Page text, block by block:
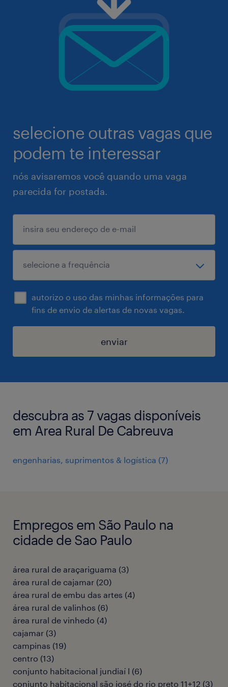
selecione outras vagas que
podem te interessar
nós avisaremos você quando uma vaga
parecida for postada.
autorizo o uso das minhas informações para
fins de envio de alertas de novas vagas.
enviar
descubra as 7 vagas disponíveis
em Area Rural De Cabreuva
engenharias, suprimentos & logística (7)
Empregos em São Paulo na
cidade de Sao Paulo
área rural de araçariguama (3)
área rural de cajamar (20)
área rural de embu das artes (4)
área rural de valinhos (6)
área rural de vinhedo (4)
cajamar (3)
campinas (19)
centro (13)
conjunto habitacional jundiaí l (6)
conjunto habitacional são josé do rio preto 11+12 (3)